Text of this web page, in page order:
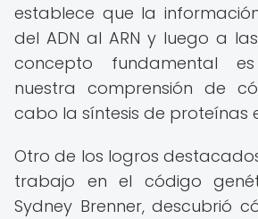
establece que la
del ADN al ARN y luego a
concepto fundamental
nuestra comprensión de
cabo la síntesis de proteínas
Otro de los logros
trabajo en el código
Sydney Brenner, descubrió